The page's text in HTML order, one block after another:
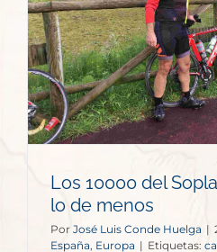
Los 10000 del
lo de menos
Por José Luis Conde Huelga |
España Europa | Etiquetas: